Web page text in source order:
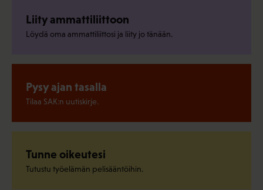
Liity ammattiliittoon
Löydä oma ammattiliittosi ja liity jo tänään.
Pysy ajan tasalla
Tilaa SAK:n uutiskirje.
Tunne oikeutesi
Tutustu työelämän pelisääntöihin.